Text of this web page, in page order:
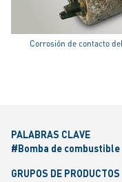
Corrosión de contacto
PALABRAS CLAVE
#Bomba de combustible
GRUPOS DE PRODUCTOS